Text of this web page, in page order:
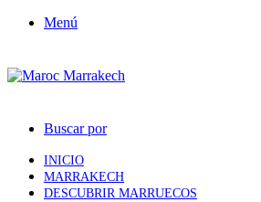
Menú
Buscar por
INICIO
MARRAKECH
DESCUBRIR MARRUECOS